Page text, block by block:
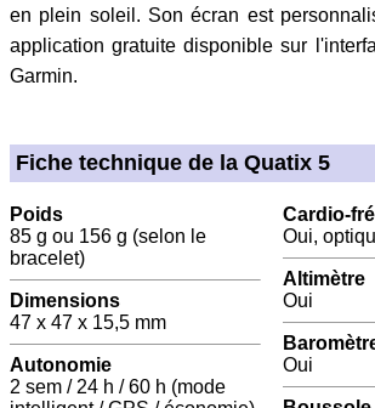
en plein soleil. Son écran est
application gratuite disponible sur
Garmin.
Fiche technique de la Quatix 5
Poids
85 g ou 156 g (selon le
bracelet)
Dimensions
47 x 47 x 15,5 mm
Autonomie
2 sem / 24 h / 60 h (mode
Cardio-
Oui,
Altimètre
Oui
Oui